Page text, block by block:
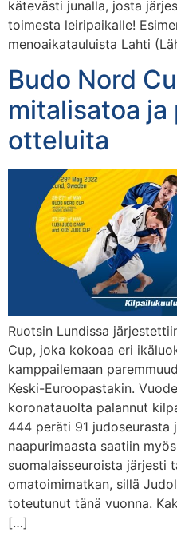
kätevästi junalla, josta
toimesta leiripaikalle!
menoaikatauluista Lahti
Budo Nord
mitalisatoa ja
otteluita
Ruotsin Lundissa
Cup, joka kokoaa eri
kamppailemaan
Keski-Euroopastakin.
koronatauolta palannut
444 peräti 91 judoseurasta
naapurimaasta saatiin
suomalaisseuroista järjesti
omatoimimatkan, sillä
toteutunut tänä vuonna.
[…]